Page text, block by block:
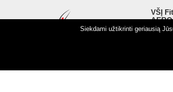
VŠĮ
Įm. k.
LT98
Siekdami užtikrinti geriausią